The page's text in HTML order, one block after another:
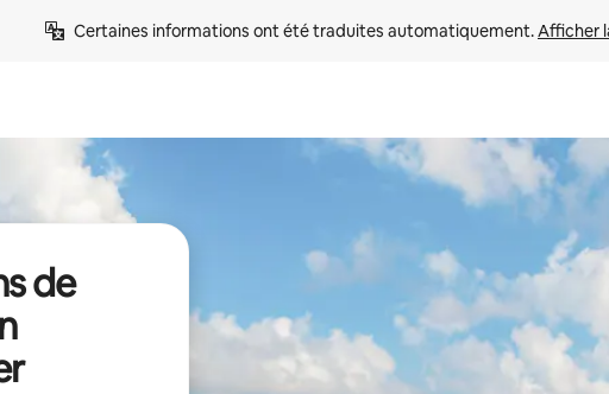
Certaines informations ont été traduites automatiquement. Afficher
de